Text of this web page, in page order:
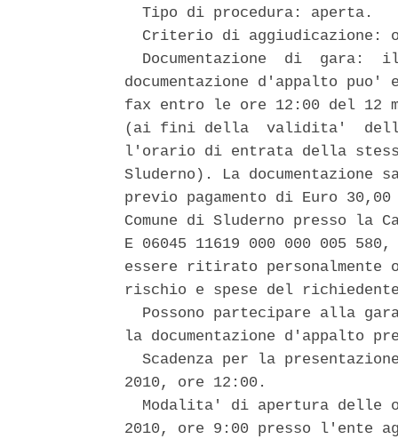
  Tipo di procedura: aperta.
Criterio di aggiudicazione:
Documentazione  di  gara:
documentazione d'appalto
fax entro le ore 12:00 del 12
(ai fini della  validita'
l'orario di entrata della
Sluderno). La documentazione
previo pagamento di Euro
Comune di Sluderno presso la
E 06045 11619 000 000 005
essere ritirato
rischio e spese del
Possono partecipare alla
la documentazione d'appalto
Scadenza per la
2010, ore 12:00.
Modalita' di apertura delle
2010, ore 9:00 presso l'ente